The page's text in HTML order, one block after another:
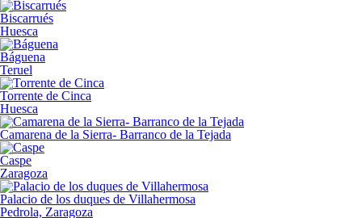
Biscarrués
Huesca
Báguena
Teruel
Torrente de Cinca
Huesca
Camarena de la Sierra- Barranco de la Tejada
Caspe
Zaragoza
Palacio de los duques de Villahermosa
Pedrola, Zaragoza